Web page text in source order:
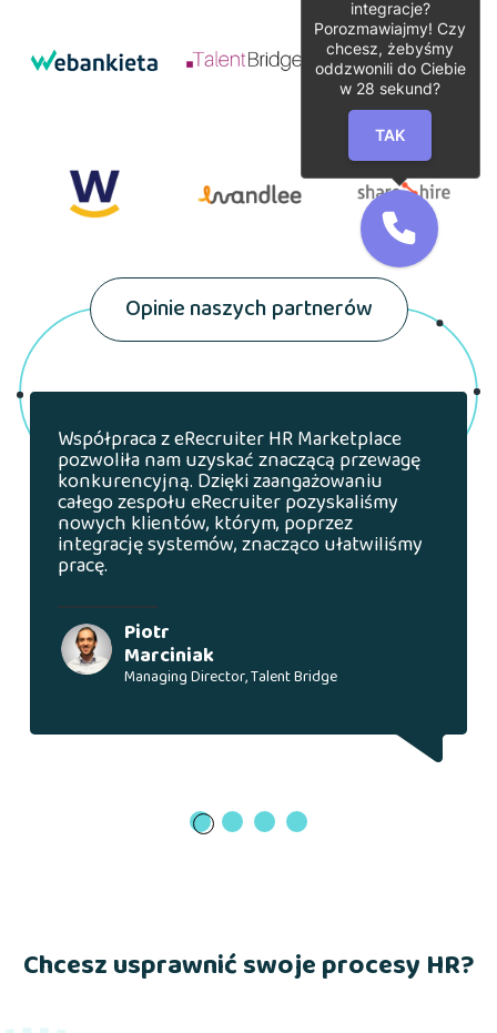
Opinie naszych partnerów
Współpraca z eRecruiter HR Marketplace
pozwoliła nam uzyskać znaczącą przewagę
konkurencyjną. Dzięki zaangażowaniu
całego zespołu eRecruiter pozyskaliśmy
nowych klientów, którym, poprzez
integrację systemów, znacząco ułatwiliśmy
pracę.
Piotr
Marciniak
Managing Director, Talent Bridge
Chcesz usprawnić swoje procesy HR?
integracje?
Porozmawiajmy! Czy
chcesz, żebyśmy
oddzwonili do Ciebie
w 28 sekund?
TAK